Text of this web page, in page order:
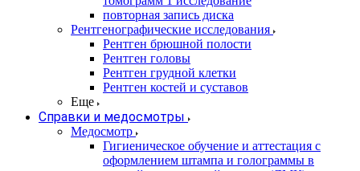
повторная запись диска
Рентгенографические исследования
Рентген брюшной полости
Рентген головы
Рентген грудной клетки
Рентген костей и суставов
Еще
Справки и медосмотры
Медосмотр
Гигиеническое обучение и аттестация с
оформлением штампа и голограммы в